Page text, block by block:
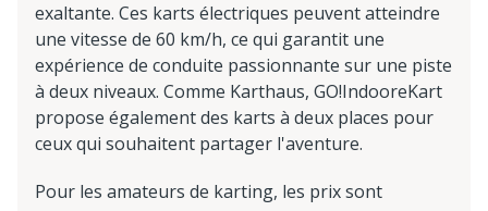
exaltante. Ces karts électriques peuvent atteindre
une vitesse de 60 km/h, ce qui garantit une
expérience de conduite passionnante sur une piste
à deux niveaux. Comme Karthaus, GO!IndooreKart
propose également des karts à deux places pour
ceux qui souhaitent partager l'aventure.
Pour les amateurs de karting, les prix sont